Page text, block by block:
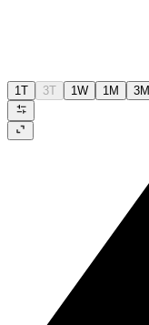
1T 3T 1W 1M 3M